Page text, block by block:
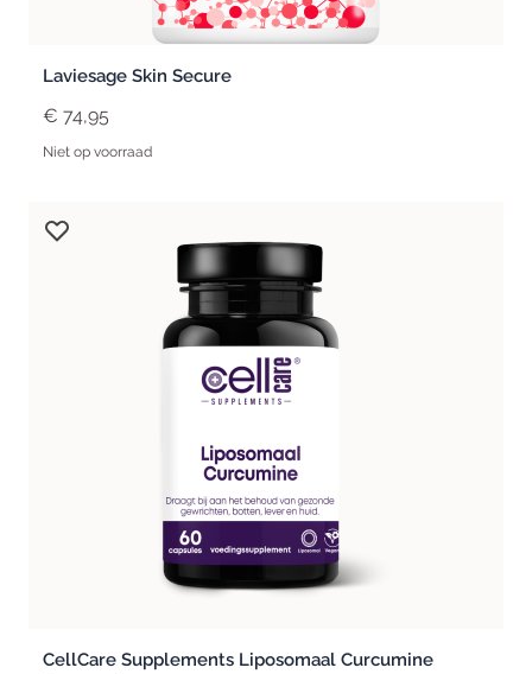
Laviesage Skin Secure
€ 74,95
Niet op voorraad
CellCare Supplements Liposomaal Curcumine